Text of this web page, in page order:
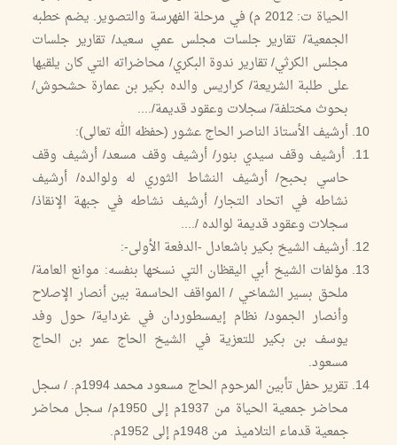
الحياة ت: 2012 م) في مرحلة الفهرسة والتصوير. يضم خطبه
الجمعية/ تقارير جلسات مجلس عمي سعيد/ تقارير جلسات
مجلس الكرثي/ تقارير ندوة البكري/ محاضراته التي كان يلقيها
على طلبة الشريعة/ كراريس والده بكير بن عمارة حشحوش/
بحوث مختلفة/ سجلات وعقود قديمة/....
أرشيف الأستاذ الناصر الحاج عشور (حفظه الله تعالى):
أرشيف وقف سيدي بنور/ أرشيف وقف مسعد/ أرشيف وقف
حاسي بحبح/ أرشيف النشاط الثوري له ولوالده/ أرشيف
نشاطه في اتحاد التجار/ أرشيف نشاطه في جبهة الإنقاذ/
سجلات وعقود قديمة لوالده /....
أرشيف الشيخ بكير باشعادل -الدفعة الأولى-:
مؤلفات الشيخ أبي اليقظان التي نسخها بنفسه: موانع العامة/
ملحق بسير الشماخي / المواقف الحاسمة بين أنصار الإصلاح
وأنصار الجمود/ نظام إيمسطوردان في غرداية/ حول وفد
يوسف بن بكير للتعزية في الشيخ الحاج عمر بن الحاج
مسعود.
تقرير حفل تأبين المرحوم الحاج مسعود محمد 1994م. / سجل
محاضر جمعية الحياة من 1937م إلى 1950م/ سجل محاضر
جمعية قدماء التلاميذ من 1948م إلى 1952م.